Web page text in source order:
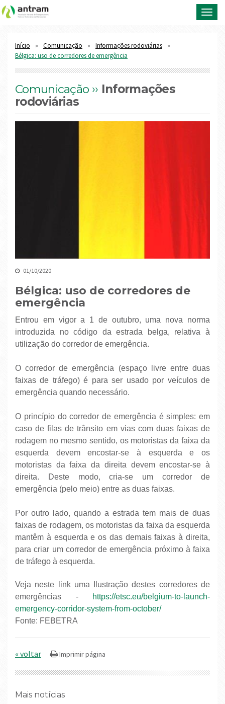
Início Comunicação
Informações rodoviárias
Bélgica: uso de corredores de emergência
Comunicação ›› Informações
rodoviárias
01/10/2020
Bélgica: uso de corredores de
emergência
Entrou em vigor a 1 de outubro, uma nova norma
introduzida no código da estrada belga, relativa à
utilização do corredor de emergência.
O corredor de emergência (espaço livre entre duas
faixas de tráfego) é para ser usado por veículos de
emergência quando necessário.
O princípio do corredor de emergência é simples: em
caso de filas de trânsito em vias com duas faixas de
rodagem no mesmo sentido, os motoristas da faixa da
esquerda devem encostar-se à esquerda e os
motoristas da faixa da direita devem encostar-se à
direita. Deste modo, cria-se um corredor de
emergência (pelo meio) entre as duas faixas.
Por outro lado, quando a estrada tem mais de duas
faixas de rodagem, os motoristas da faixa da esquerda
mantêm à esquerda e os das demais faixas à direita,
para criar um corredor de emergência próximo à faixa
de tráfego à esquerda.
Veja neste link uma Ilustração destes corredores de
emergências -
https://etsc.eu/belgium-to-launch-
emergency-corridor-system-from-october/
Fonte: FEBETRA
« voltar
Mais notícias